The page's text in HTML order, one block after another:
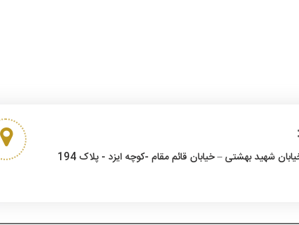
شهید بهشتی – خیابان قائم مقام -کوچه ایزد - پلاک 194